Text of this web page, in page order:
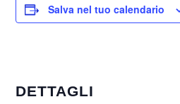
Salva nel tuo calendario
DETTAGLI